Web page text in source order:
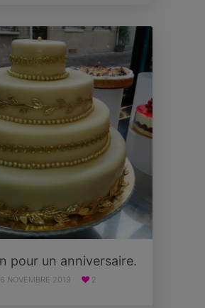
pour un anniversaire.
NOVEMBRE 2019 2